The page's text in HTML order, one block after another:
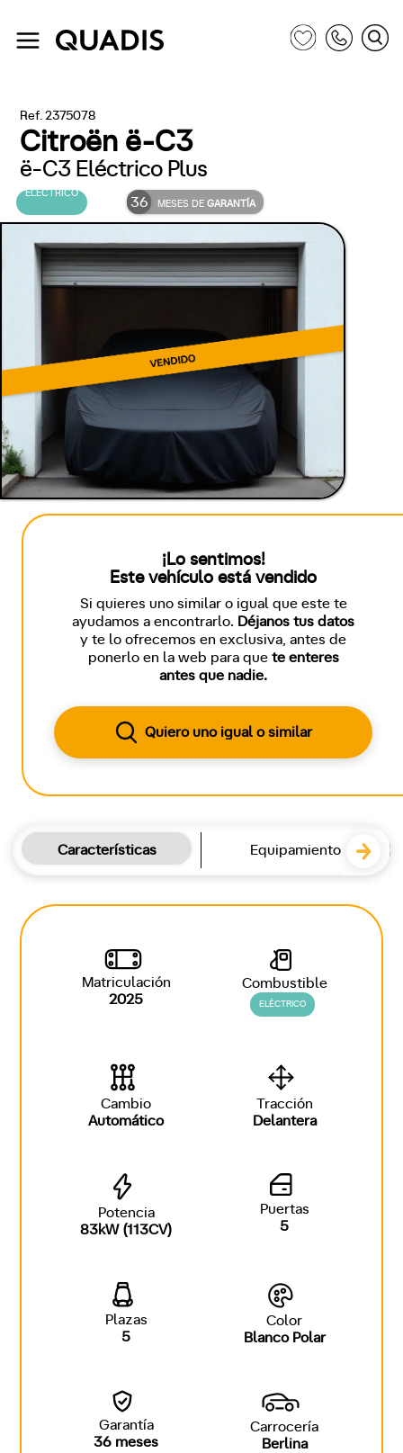
Ref. 2375078
Citroën ë-C3
ë-C3 Eléctrico Plus
ELÉCTRICO
36 MESES DEGARANTÍA
¡Lo sentimos!
Este vehículo está vendido
Si quieres uno similar o igual que este te
ayudamos a encontrarlo. Déjanos tus datos
y te lo ofrecemos en exclusiva, antes de
ponerlo en la web para que te enteres
antes que nadie.
Quiero uno igual o similar
Características Equipamiento
Matriculación
2025
Combustible
ELÉCTRICO
Cambio
Automático
Tracción
Delantera
Potencia
83kW (113CV)
Puertas
5
Plazas
5
Color
Blanco Polar
Garantía
36 meses
Carrocería
Berlina